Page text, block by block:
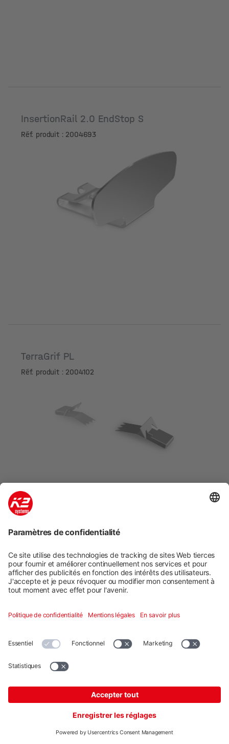
InsertionRail 2.0 EndStop S
Réf. produit : 2004693
TerraGrif PL
Réf. produit : 2004102
TerraGrif K2U17 Portrait